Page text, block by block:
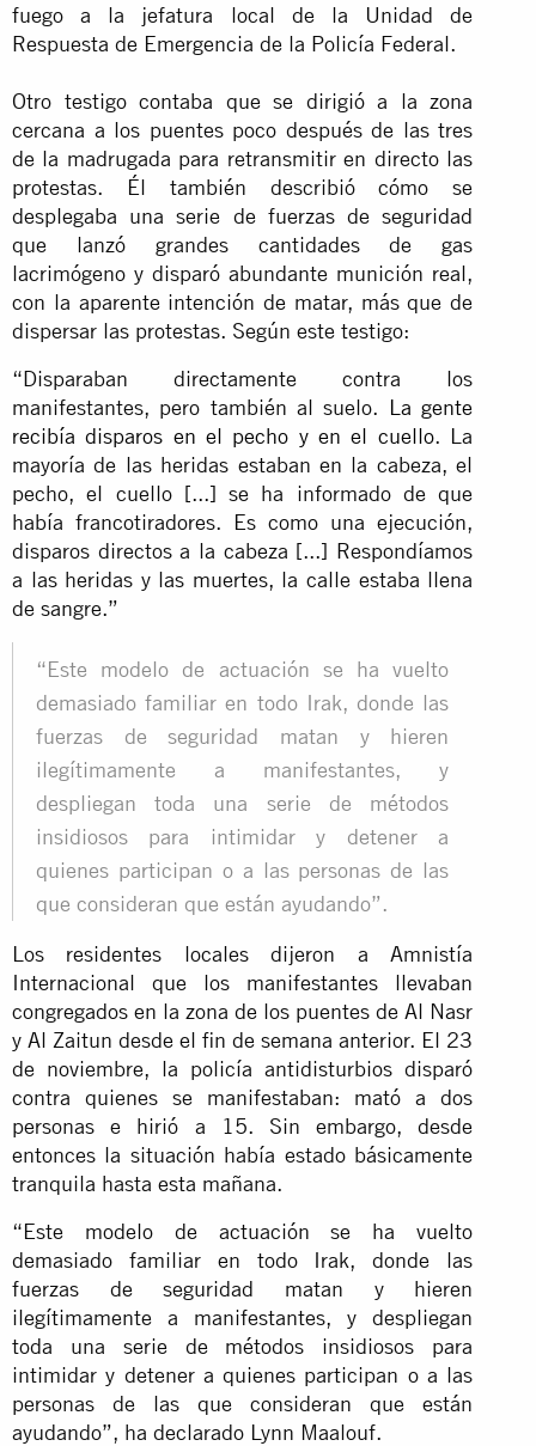
fuego a la jefatura local de la Unidad de
Respuesta de Emergencia de la Policía Federal.
Otro testigo contaba que se dirigió a la zona
cercana a los puentes poco después de las tres
de la madrugada para retransmitir en directo las
protestas. Él también describió cómo se
desplegaba una serie de fuerzas de seguridad
que lanzó grandes cantidades de gas
lacrimógeno y disparó abundante munición real,
con la aparente intención de matar, más que de
dispersar las protestas. Según este testigo:
“Disparaban directamente contra los
manifestantes, pero también al suelo. La gente
recibía disparos en el pecho y en el cuello. La
mayoría de las heridas estaban en la cabeza, el
pecho, el cuello [...] se ha informado de que
había francotiradores. Es como una ejecución,
disparos directos a la cabeza [...] Respondíamos
a las heridas y las muertes, la calle estaba llena
de sangre.”
“Este modelo de actuación se ha vuelto
demasiado familiar en todo Irak, donde las
fuerzas de seguridad matan y hieren
ilegítimamente a manifestantes, y
despliegan toda una serie de métodos
insidiosos para intimidar y detener a
quienes participan o a las personas de las
que consideran que están ayudando”.
Los residentes locales dijeron a Amnistía
Internacional que los manifestantes llevaban
congregados en la zona de los puentes de Al Nasr
y Al Zaitun desde el fin de semana anterior. El 23
de noviembre, la policía antidisturbios disparó
contra quienes se manifestaban: mató a dos
personas e hirió a 15. Sin embargo, desde
entonces la situación había estado básicamente
tranquila hasta esta mañana.
“Este modelo de actuación se ha vuelto
demasiado familiar en todo Irak, donde las
fuerzas de seguridad matan y hieren
ilegítimamente a manifestantes, y despliegan
toda una serie de métodos insidiosos para
intimidar y detener a quienes participan o a las
personas de las que consideran que están
ayudando”, ha declarado Lynn Maalouf.